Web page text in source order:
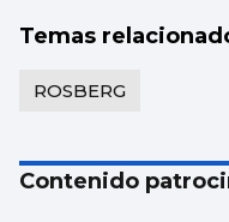
Temas
ROSBERG
Contenido